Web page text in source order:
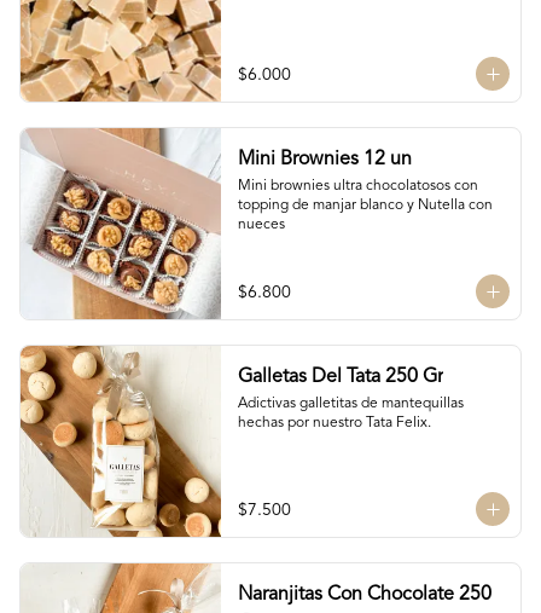
$6.000
Mini Brownies 12 un
Mini brownies ultra chocolatosos con
topping de manjar blanco y Nutella con
nueces
$6.800
Galletas Del Tata 250 Gr
Adictivas galletitas de mantequillas
hechas por nuestro Tata Felix.
$7.500
Naranjitas Con Chocolate 250